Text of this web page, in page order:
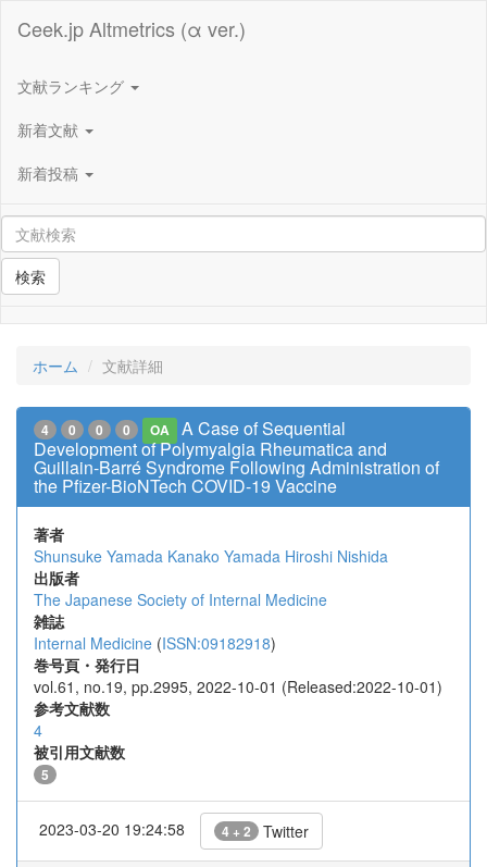
Ceek.jp Altmetrics (α ver.)
文献ランキング
新着文献
新着投稿
検索
ホーム 文献詳細
4 0 0 0 OA
A Case of Sequential
Development of Polymyalgia Rheumatica and
Guillain-Barré Syndrome Following Administration of
the Pfizer-BioNTech COVID-19 Vaccine
著者
Shunsuke Yamada Kanako Yamada Hiroshi Nishida
出版者
The Japanese Society of Internal Medicine
雑誌
Internal Medicine (ISSN:09182918)
巻号頁・発行日
vol.61, no.19, pp.2995, 2022-10-01 (Released:2022-10-01)
参考文献数
4
被引用文献数
5
2023-03-20 19:24:58 4 + 2 Twitter